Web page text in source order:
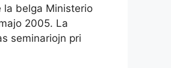
la belga Ministerio
2005. La
seminariojn pri